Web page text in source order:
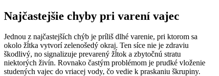
Najčastejšie chyby pri varení vajec
Jednou z najčastejších chýb je príliš dlhé varenie, pri ktorom sa
okolo žĺtka vytvorí zelenošedý okraj. Ten síce nie je zdraviu
škodlivý, no signalizuje prevarený žĺtok a zbytočnú stratu
niektorých živín. Rovnako častým problémom je prudké vloženie
studených vajec do vriacej vody, čo vedie k praskaniu škrupiny.